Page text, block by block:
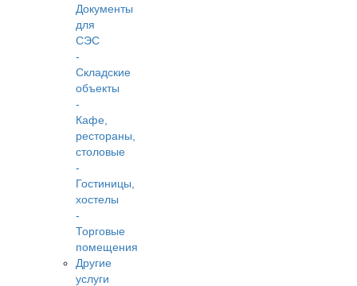
Документы
для
СЭС
-
Складские
объекты
-
Кафе,
рестораны,
столовые
-
Гостиницы,
хостелы
-
Торговые
помещения
Другие
услуги